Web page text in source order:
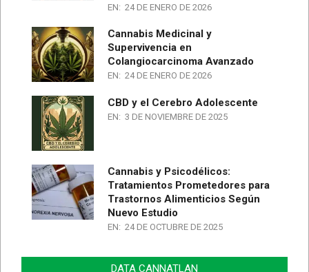
EN: 24 DE ENERO DE 2026
Cannabis Medicinal y
Supervivencia en
Colangiocarcinoma Avanzado
EN: 24 DE ENERO DE 2026
CBD y el Cerebro Adolescente
EN: 3 DE NOVIEMBRE DE 2025
Cannabis y Psicodélicos:
Tratamientos Prometedores para
Trastornos Alimenticios Según
Nuevo Estudio
EN: 24 DE OCTUBRE DE 2025
DATA CANNATLAN